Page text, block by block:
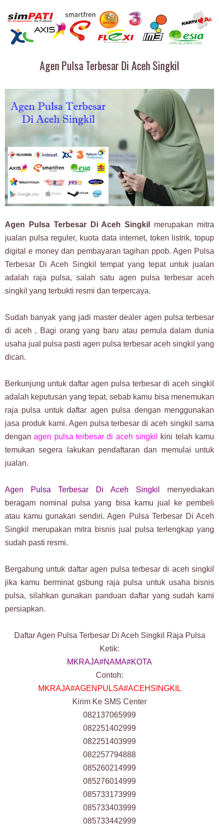
Agen Pulsa Terbesar Di Aceh Singkil
Agen Pulsa Terbesar Di Aceh Singkil
merupakan mitra
jualan pulsa reguler, kuota data internet, token listrik, topup
digital e money dan pembayaran tagihan ppob. Agen Pulsa
Terbesar Di Aceh Singkil tempat yang tepat untuk jualan
adalah raja pulsa, salah satu agen pulsa terbesar aceh
singkil yang terbukti resmi dan terpercaya.
Sudah banyak yang jadi master dealer agen pulsa terbesar
di aceh , Bagi orang yang baru atau pemula dalam dunia
usaha jual pulsa pasti agen pulsa terbesar aceh singkil yang
dicari.
Berkunjung untuk daftar agen pulsa terbesar di aceh singkil
adalah keputusan yang tepat, sebab kamu bisa menemukan
raja pulsa untuk daftar agen pulsa dengan menggunakan
jasa produk kami. Agen pulsa terbesar di aceh singkil sama
denganagen pulsa terbesar di aceh singkil
kini telah kamu
temukan segera lakukan pendaftaran dan memulai untuk
jualan.
Agen Pulsa Terbesar Di Aceh Singkil
menyediakan
beragam nominal pulsa yang bisa kamu jual ke pembeli
atau kamu gunakan sendiri. Agen Pulsa Terbesar Di Aceh
Singkil merupakan mitra bisnis jual pulsa terlengkap yang
sudah pasti resmi.
Bergabung untuk daftar agen pulsa terbesar di aceh singkil
jika kamu berminat gsbung raja pulsa untuk usaha bisnis
pulsa, silahkan gunakan panduan daftar yang sudah kami
persiapkan.
Daftar Agen Pulsa Terbesar Di Aceh Singkil Raja Pulsa
Ketik:
MKRAJA#NAMA#KOTA
Contoh:
MKRAJA#AGENPULSA#ACEHSINGKIL
Kirim Ke SMS Center
082137065999
082251402999
082251403999
082257794888
085260214999
085276014999
085733173999
085733403999
085733442999